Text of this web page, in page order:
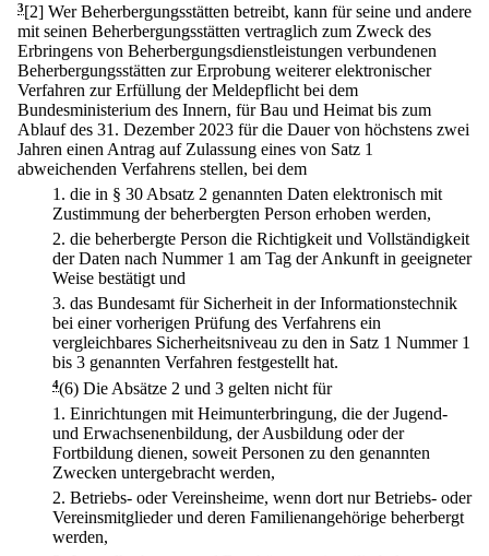
3[2] Wer Beherbergungsstätten betreibt, kann für seine und andere
mit seinen Beherbergungsstätten vertraglich zum Zweck des
Erbringens von Beherbergungsdienstleistungen verbundenen
Beherbergungsstätten zur Erprobung weiterer elektronischer
Verfahren zur Erfüllung der Meldepflicht bei dem
Bundesministerium des Innern, für Bau und Heimat bis zum
Ablauf des 31. Dezember 2023 für die Dauer von höchstens zwei
Jahren einen Antrag auf Zulassung eines von Satz 1
abweichenden Verfahrens stellen, bei dem
1. die in § 30 Absatz 2 genannten Daten elektronisch mit
Zustimmung der beherbergten Person erhoben werden,
2. die beherbergte Person die Richtigkeit und Vollständigkeit
der Daten nach Nummer 1 am Tag der Ankunft in geeigneter
Weise bestätigt und
3. das Bundesamt für Sicherheit in der Informationstechnik
bei einer vorherigen Prüfung des Verfahrens ein
vergleichbares Sicherheitsniveau zu den in Satz 1 Nummer 1
bis 3 genannten Verfahren festgestellt hat.
4(6) Die Absätze 2 und 3 gelten nicht für
1. Einrichtungen mit Heimunterbringung, die der Jugend-
und Erwachsenenbildung, der Ausbildung oder der
Fortbildung dienen, soweit Personen zu den genannten
Zwecken untergebracht werden,
2. Betriebs- oder Vereinsheime, wenn dort nur Betriebs- oder
Vereinsmitglieder und deren Familienangehörige beherbergt
werden,